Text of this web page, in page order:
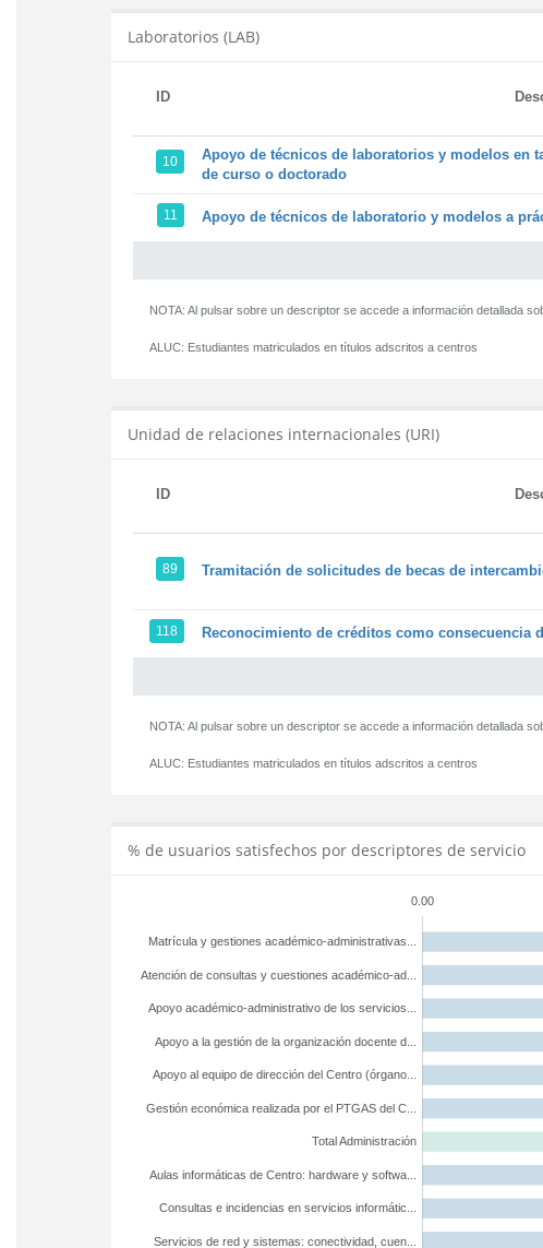
Laboratorios (LAB)
ID
10
Apoyo de técnicos de laboratorios y modelos en
de curso o doctorado
11 Apoyo de técnicos de laboratorio y modelos a
NOTA: Al pulsar sobre un descriptor se accede a información detallada
ALUC: Estudiantes matriculados en títulos adscritos a centros
Unidad de relaciones internacionales (URI)
ID
89 Tramitación de solicitudes de becas de
118 Reconocimiento de créditos como consecuencia
NOTA: Al pulsar sobre un descriptor se accede a información detallada
ALUC: Estudiantes matriculados en títulos adscritos a centros
% de usuarios satisfechos por descriptores de servicio
0.00
Servicios de red y sistemas: conectividad, cuen...
Consultas e incidencias en servicios informátic...
Aulas informáticas de Centro: hardware y softwa...
Total Administración
Gestión económica realizada por el PTGAS del C...
Apoyo al equipo de dirección del Centro (órgano...
Apoyo a la gestión de la organización docente d...
Apoyo académico-administrativo de los servicios...
Atención de consultas y cuestiones académico-ad...
Matrícula y gestiones académico-administrativas...